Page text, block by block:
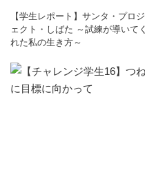
【学生レポート】サンタ・プロジ
ェクト・しばた ～試練が導いてく
れた私の生き方～